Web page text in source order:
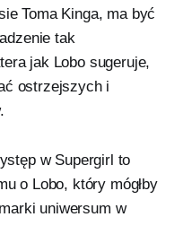
Toma Kinga, ma być
tak
jak Lobo sugeruje,
ostrzejszych i
w Supergirl to
o Lobo, który mógłby
uniwersum w